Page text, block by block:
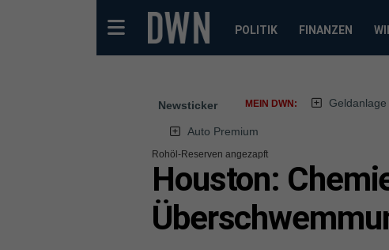
POLITIK FINANZEN
Newsticker MEIN DWN:
Auto Premium
Rohöl-Reserven angezapft
Houston: